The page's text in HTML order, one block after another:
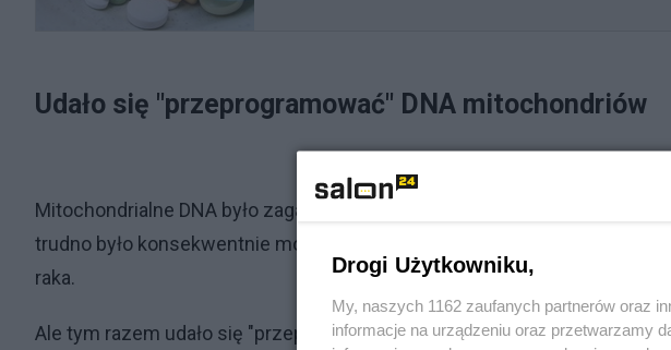
Udało się "przeprogramować" DNA mitochondriów
Mitochondrialne DNA było zagadką przez dziesięciolecia. Każda
trudno było konsekwentnie modyfikować mutacje w celu zbadania, w jaki
raka.
Ale tym razem udało się "przeprogramować" DNA mitochondriów.
Drogi Użytkowniku,
My, naszych 1162 zaufanych partnerów oraz
informacje na urządzeniu oraz przetwarzamy